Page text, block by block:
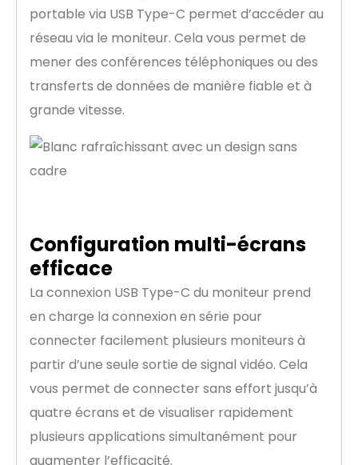
portable via USB Type-C permet d’accéder au
réseau via le moniteur. Cela vous permet de
mener des conférences téléphoniques ou des
transferts de données de manière fiable et à
grande vitesse.
Configuration multi-écrans
efficace
La connexion USB Type-C du moniteur prend
en charge la connexion en série pour
connecter facilement plusieurs moniteurs à
partir d’une seule sortie de signal vidéo. Cela
vous permet de connecter sans effort jusqu’à
quatre écrans et de visualiser rapidement
plusieurs applications simultanément pour
augmenter l’efficacité.